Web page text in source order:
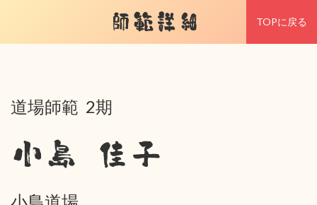
師範詳細 TOPに戻る
道場師範 2期
小島 佳子